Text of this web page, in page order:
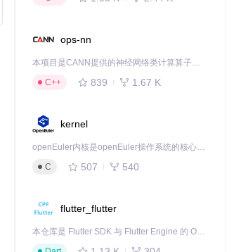
ops-nn
本项目是CANN提供的神经网络类计算算子库，实现网络在NPU上加速计算。
C++
839 1.67 K
kernel
openEuler内核是openEuler操作系统的核心，既是系统性能与稳定性的基石，也是连接处理器、设备与服务的桥梁。
C
507 540
flutter_flutter
本仓库是 Flutter SDK 与 Flutter Engine 的 OpenHarmony 适配版本，由 CPF-Flutter 团队维护。开发者可使用熟悉的 Flutter 技术栈开发 OpenHarmony 应用，3.35.7 及以后的适配版本可基于本仓库源码构建支持 OpenHarmony 的 Flutter Engine。